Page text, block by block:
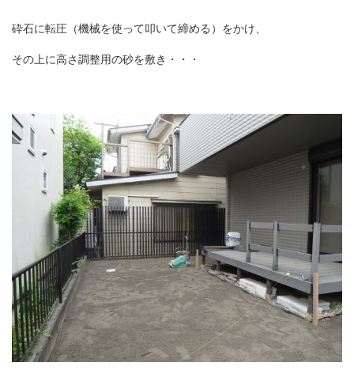
砕石に転圧（機械を使って叩いて締める）をかけ、
その上に高さ調整用の砂を敷き・・・